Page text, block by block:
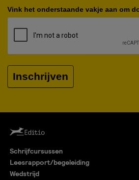
Vink het onderstaande vakje aan om
Inschrijven
Schrijfcursussen
Leesrapport/begeleiding
Wedstrijd